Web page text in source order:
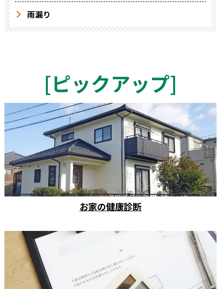
雨漏り
[ピックアップ]
お家の健康診断